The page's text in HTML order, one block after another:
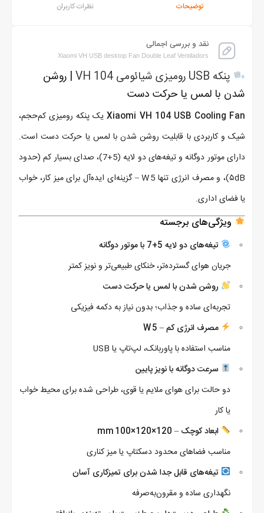
توضیحات نظرات کاربران
نقد و بررسی اجمالی
Xiaomi VH USB desktop Fan Double Leaf Ventiladors
پنکه USB رومیزی شیائومی VH 104
| روشن
شدن با لمس یا حرکت دست
Xiaomi VH 104 USB Cooling Fanیک پنکه‌ رومیزی کم‌حجم،
شیک و کاربردی با قابلیت روشن شدن با لمس یا حرکت دست است.
دارای موتور دوگانه و تیغه‌های دو لایه (5+7)، صدای بسیار کم (حدود
۵dB)، و مصرف انرژی تنها 5 W – گزینه‌ای ایده‌آل برای میز کار، خواب
یا فضای اداری.
ویژگی‌های برجسته
تیغه‌های دو لایه 5+7 با موتور دوگانه
جریان هوای گسترده‌تر، خنکای طبیعی‌تر و نویز کمتر
روشن شدن با لمس یا حرکت دست
تجربه‌ای ساده و جذاب؛ بدون نیاز به دکمه فیزیکی
مصرف انرژی کم – 5 W
مناسب استفاده با پاوربانک، لپ‌تاپ یا USB
سرعت دوگانه با نویز پایین
دو حالت برای هوای ملایم یا قوی، طراحی شده برای محیط خواب
یا کار
ابعاد کوچک – 120×120×100 mm
مناسب فضاهای محدود دسکتاپ یا میز کناری
تیغه‌های قابل جدا شدن برای تمیزکاری آسان
نگهداری ساده و مقرون‌به‌صرفه